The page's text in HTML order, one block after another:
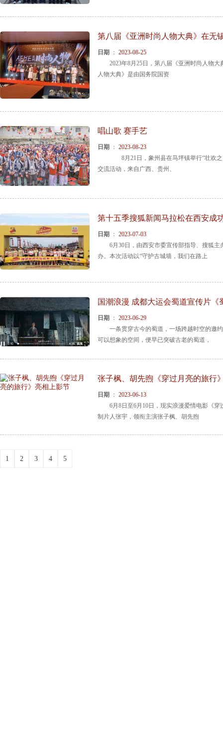
第八届《亚洲时尚人物大典》在无
日期 ： 2023-08-25
2023年8月25日，第八届《亚洲时尚人物
人物大典》是由国务院国资
唱山歌 赛手艺
日期 ： 2023-08-23
8月21日，象州县在马坪镇举行“壮欢之乡
交流活动，来自广西、贵州、
第十五季搜狐新闻马拉松在西安成
日期 ： 2023-07-03
6月30日，由西安市委宣传部指导、搜狐主
办。本次活动以“守护古城墙，我们在路上
国潮浪漫 成都大运会蜀道宣传片《
日期 ： 2023-06-29
一条贯穿古今的蜀道，一场跨越时空的邀约
可以想象的空间，便早已突破古老的蜀道，
张子枫、胡先煦《穿过月亮的旅行
日期 ： 2023-06-13
6月8日至6月10日，现实浪漫爱情电影《穿
制片人张宇，领衔主演张子枫、胡先煦
1 2 3 4 5